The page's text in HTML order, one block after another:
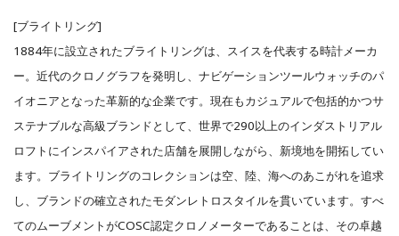
[ブライトリング]
1884年に設立されたブライトリングは、スイスを代表する時計メーカ
ー。近代のクロノグラフを発明し、ナビゲーションツールウォッチのパ
イオニアとなった革新的な企業です。現在もカジュアルで包括的かつサ
ステナブルな高級ブランドとして、世界で290以上のインダストリアル
ロフトにインスパイアされた店舗を展開しながら、新境地を開拓してい
ます。ブライトリングのコレクションは空、陸、海へのあこがれを追求
し、ブランドの確立されたモダンレトロスタイルを貫いています。すべ
てのムーブメントがCOSC認定クロノメーターであることは、その卓越